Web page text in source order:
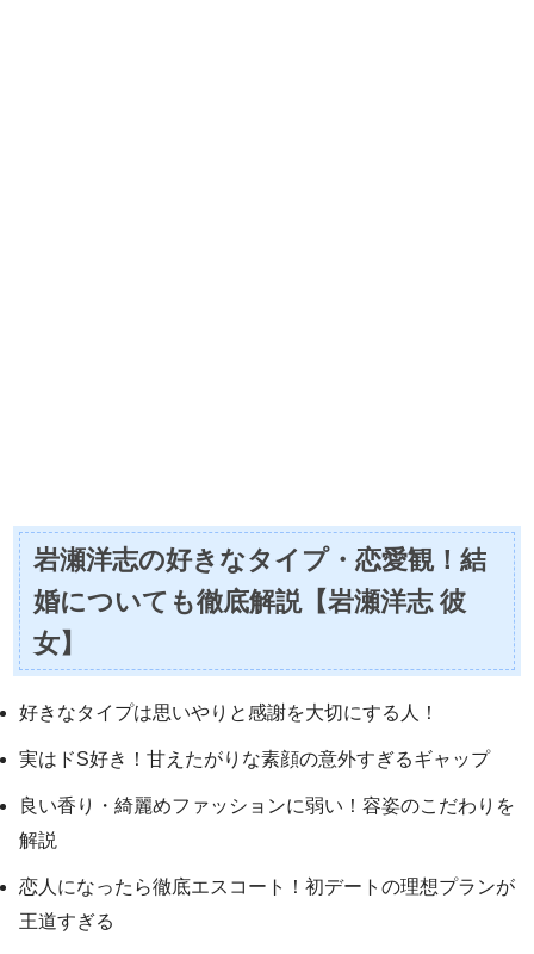
岩瀬洋志の好きなタイプ・恋愛観！結
婚についても徹底解説【岩瀬洋志 彼
女】
好きなタイプは思いやりと感謝を大切にする人！
実はドS好き！甘えたがりな素顔の意外すぎるギャップ
良い香り・綺麗めファッションに弱い！容姿のこだわりを
解説
恋人になったら徹底エスコート！初デートの理想プランが
王道すぎる